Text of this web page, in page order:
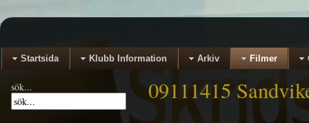
Startsida Klubb Information Arkiv Filmer
sök... 09111415